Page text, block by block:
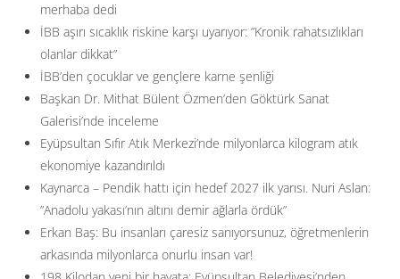
merhaba dedi
İBB aşırı sıcaklık riskine karşı uyarıyor: ”Kronik rahatsızlıkları
olanlar dikkat”
İBB’den çocuklar ve gençlere karne şenliği
Başkan Dr. Mithat Bülent Özmen’den Göktürk Sanat
Galerisi’nde inceleme
Eyüpsultan Sıfır Atık Merkezi’nde milyonlarca kilogram atık
ekonomiye kazandırıldı
Kaynarca – Pendik hattı için hedef 2027 ilk yarısı. Nuri Aslan:
”Anadolu yakası’nın altını demir ağlarla ördük”
Erkan Baş: Bu insanları çaresiz sanıyorsunuz, öğretmenlerin
arkasında milyonlarca onurlu insan var!